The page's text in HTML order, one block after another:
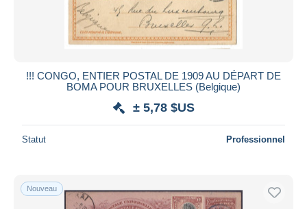
!!! CONGO, ENTIER POSTAL DE 1909 AU DÉPART DE
BOMA POUR BRUXELLES (Belgique)
± 5,78 $US
Statut Professionnel
Nouveau